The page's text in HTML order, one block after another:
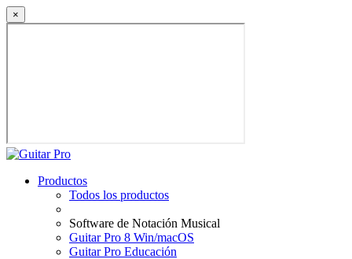
×
Productos
Todos los productos
Software de Notación Musical
Guitar Pro 8 Win/macOS
Guitar Pro Educación